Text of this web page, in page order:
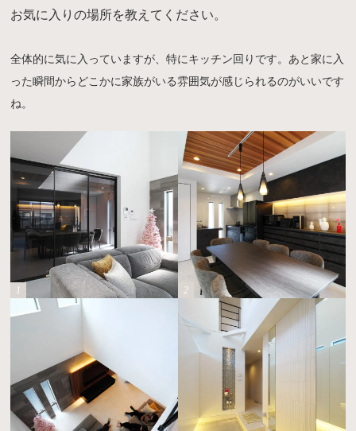
お気に入りの場所を教えてください。
全体的に気に入っていますが、特にキッチン回りです。あと家に入
った瞬間からどこかに家族がいる雰囲気が感じられるのがいいです
ね。